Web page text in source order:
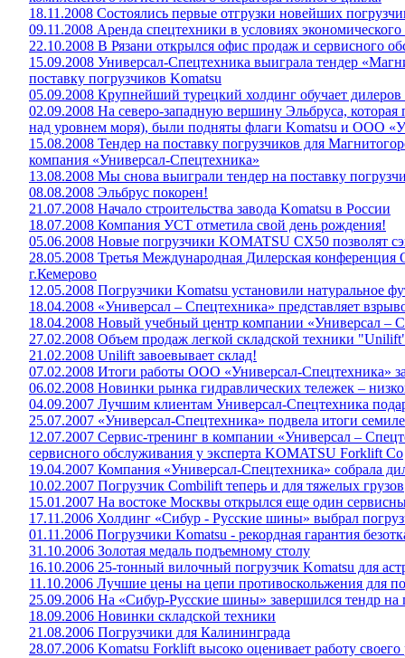
18.11.2008 Состоялись первые отгрузки новейших
09.11.2008 Аренда спецтехники в условиях экономического
22.10.2008 В Рязани открылся офис продаж и сервисного
15.09.2008 Универсал-Спецтехника выиграла тендер
поставку погрузчиков Komatsu
05.09.2008 Крупнейший турецкий холдинг обучает
02.09.2008 На северо-западную вершину Эльбруса,
над уровнем моря), были подняты флаги Komatsu и ООО
15.08.2008 Тендер на поставку погрузчиков для
компания «Универсал-Спецтехника»
13.08.2008 Мы снова выиграли тендер на поставку
08.08.2008 Эльбрус покорен!
21.07.2008 Начало строительства завода Komatsu в России
18.07.2008 Компания УСТ отметила свой день рождения!
05.06.2008 Новые погрузчики KOMATSU СХ50 позволят
28.05.2008 Третья Международная Дилерская
г.Кемерово
12.05.2008 Погрузчики Komatsu установили натуральное
18.04.2008 «Универсал – Спецтехника» представляет
18.04.2008 Новый учебный центр компании «Универсал –
27.02.2008 Объем продаж легкой складской техники
21.02.2008 Unilift завоевывает склад!
07.02.2008 Итоги работы ООО «Универсал-Спецтехника»
06.02.2008 Новинки рынка гидравлических тележек –
04.09.2007 Лучшим клиентам Универсал-Спецтехника
25.07.2007 «Универсал-Спецтехника» подвела итоги
12.07.2007 Сервис-тренинг в компании «Универсал –
сервисного обслуживания у эксперта KOMATSU Forklift Co
19.04.2007 Компания «Универсал-Спецтехника» собрала
10.02.2007 Погрузчик Combilift теперь и для тяжелых грузов
15.01.2007 На востоке Москвы открылся еще один
17.11.2006 Холдинг «Сибур - Русские шины» выбрал
01.11.2006 Погрузчики Komatsu - рекордная гарантия
31.10.2006 Золотая медаль подъемному столу
16.10.2006 25-тонный вилочный погрузчик Komatsu для
11.10.2006 Лучшие цены на цепи противоскольжения для
25.09.2006 На «Сибур-Русские шины» завершился тендр на
18.09.2006 Новинки складской техники
21.08.2006 Погрузчики для Калининграда
28.07.2006 Komatsu Forklift высоко оценивает работу своего